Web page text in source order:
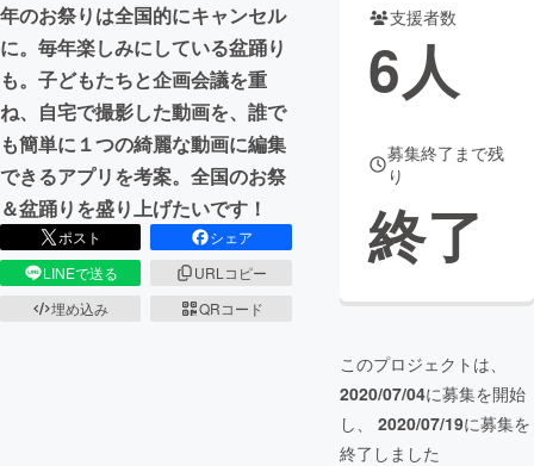
CAMPFIREふるさと納税machi-ya コミュニティ
年のお祭りは全国的にキャンセル
に。毎年楽しみにしている盆踊り
も。子どもたちと企画会議を重
ね、自宅で撮影した動画を、誰で
も簡単に１つの綺麗な動画に編集
できるアプリを考案。全国のお祭
＆盆踊りを盛り上げたいです！
ポスト
シェア
LINEで送る
URLコピー
埋め込み
QRコード
支援者数
6人
募集終了まで残
り
終了
このプロジェクトは、
2020/07/04に募集を開始
し、 2020/07/19に募集を
終了しました